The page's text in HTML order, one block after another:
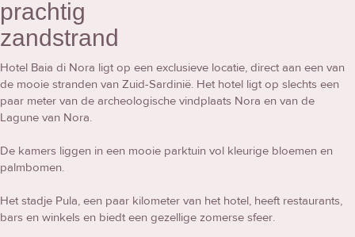
prachtig
zandstrand
Hotel Baia di Nora ligt op een exclusieve locatie, direct aan een van
de mooie stranden van Zuid-Sardinië. Het hotel ligt op slechts een
paar meter van de archeologische vindplaats Nora en van de
Lagune van Nora.
De kamers liggen in een mooie parktuin vol kleurige bloemen en
palmbomen.
Het stadje Pula, een paar kilometer van het hotel, heeft restaurants,
bars en winkels en biedt een gezellige zomerse sfeer.